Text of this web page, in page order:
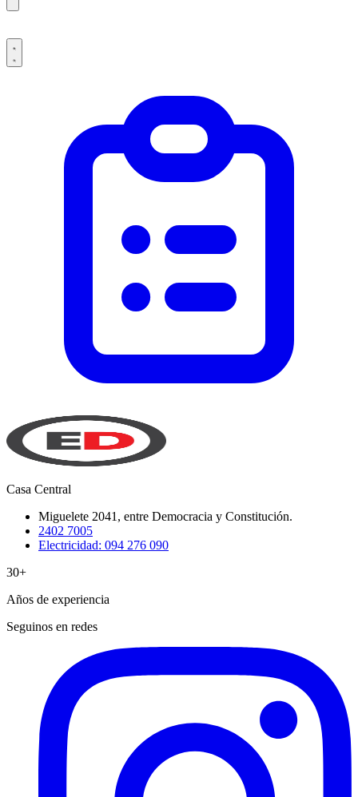
Casa Central
Miguelete 2041, entre Democracia y Constitución.
2402 7005
Electricidad: 094 276 090
30+
Años de experiencia
Seguinos en redes